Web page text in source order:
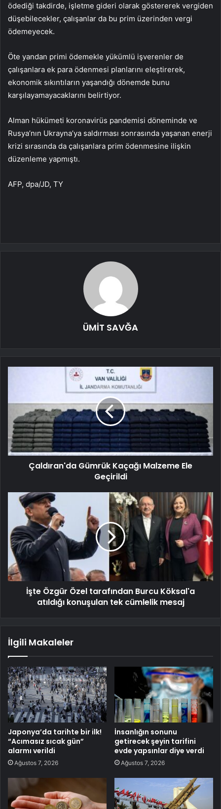
ödediği takdirde, işletme gideri olarak göstererek vergiden
düşebilecekler, çalışanlar da bu prim üzerinden vergi
ödemeyecek.
Öte yandan primi ödemekle yükümlü işverenler de
çalışanlara ek para ödenmesi planlarını eleştirerek,
ekonomik sıkıntıların yaşandığı dönemde bunu
karşılayamayacaklarını belirtiyor.
Alman hükümeti koronavirüs pandemisi döneminde ve
Rusya’nın Ukrayna’ya saldırması sonrasında yaşanan enerji
krizi sırasında da çalışanlara prim ödenmesine ilişkin
düzenleme yapmıştı.
AFP, dpa/JD, TY
ÜMİT SAVĞA
Çaldıran'da Gümrük Kaçağı Malzeme Ele
Geçirildi
İşte Özgür Özel tarafından Burcu Köksal'a
atıldığı konuşulan tek cümlelik mesaj
İlgili Makaleler
Japonya’da tarihte bir ilk!
“Acımasız sıcak gün”
alarmı verildi
Ağustos 7, 2026
İnsanlığın sonunu
getirecek şeyin tarifini
evde yapsınlar diye verdi
Ağustos 7, 2026